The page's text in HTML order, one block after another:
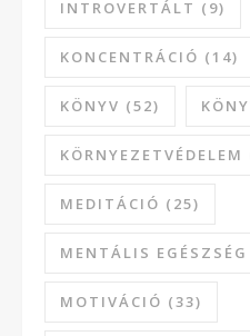
INTROVERTÁLT (9)
KONCENTRÁCIÓ (14)
KÖNYV (52)
KÖRNYEZETVÉDELEM
MEDITÁCIÓ (25)
MENTÁLIS EGÉSZSÉG
MOTIVÁCIÓ (33)